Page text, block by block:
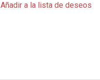
Añadir a la lista de deseos